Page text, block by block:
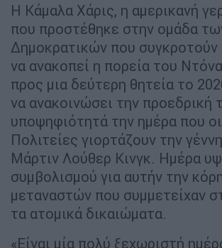
Η Κάμαλα Χάρις, η αμερικανή
που προστέθηκε στην ομάδα
Δημοκρατικών που
να ανακοπεί η πορεία του
προς μια δεύτερη θητεία το
να ανακοινώσει την προεδρική
υποψηφιότητά την ημέρα που
Πολιτείες γιορτάζουν την
Μάρτιν Λούθερ Κινγκ. Ημέρα
συμβολισμού για αυτήν την
μεταναστών που συμμετείχαν
τα ατομικά δικαιώματα.
«Είναι μία πολύ ξεχωριστή